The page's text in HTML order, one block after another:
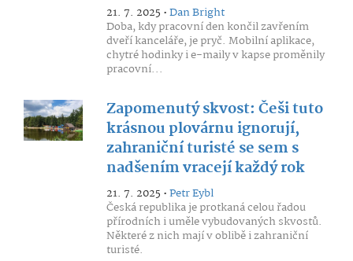
21. 7. 2025 •Dan Bright
Doba, kdy pracovní den končil zavřením
dveří kanceláře, je pryč. Mobilní aplikace,
chytré hodinky i e-maily v kapse proměnily
pracovní...
Zapomenutý skvost: Češi tuto
krásnou plovárnu ignorují,
zahraniční turisté se sem s
nadšením vracejí každý rok
21. 7. 2025 •Petr Eybl
Česká republika je protkaná celou řadou
přírodních i uměle vybudovaných skvostů.
Některé z nich mají v oblibě i zahraniční
turisté.